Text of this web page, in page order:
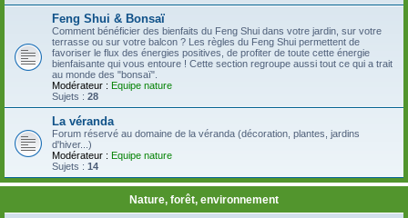
Feng Shui & Bonsaï
Comment bénéficier des bienfaits du Feng Shui dans votre jardin, sur votre
terrasse ou sur votre balcon ? Les règles du Feng Shui permettent de
favoriser le flux des énergies positives, de profiter de toute cette énergie
bienfaisante qui vous entoure ! Cette section regroupe aussi tout ce qui a trait
au monde des "bonsaï".
Modérateur : Equipe nature
Sujets : 28
La véranda
Forum réservé au domaine de la véranda (décoration, plantes, jardins
d'hiver...)
Modérateur : Equipe nature
Sujets : 14
Nature, forêt, environnement